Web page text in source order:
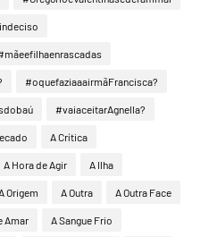
#oquefaziaaairmãFrancisca?
#vaiaceitarAgnella?
A Crítica
A Hora de Agir A Ilha
Origem A Outra A Outra Face
Amar A Sangue Frio